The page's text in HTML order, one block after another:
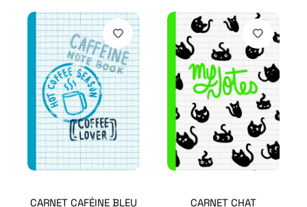
CARNET CAFÉINE BLEU CARNET CHAT